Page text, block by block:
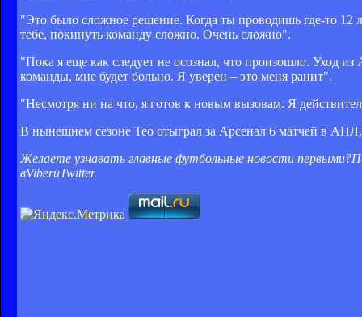
"Это было сложное решение. Когда ты проводишь где-то 12
тебе, покинуть команду сложно. Очень сложно".
"Пока я еще как следует не осознал, что произошло. Уход
команды, мне будет больно. Я уверен – это меня ранит".
"Несмотря ни на что, я готов к новым вызовам. Я
В нынешнем сезоне Тео отыграл за Арсенал 6 матчей в
Желаете узнавать главные футбольные новости первыми?
вViberиTwitter.